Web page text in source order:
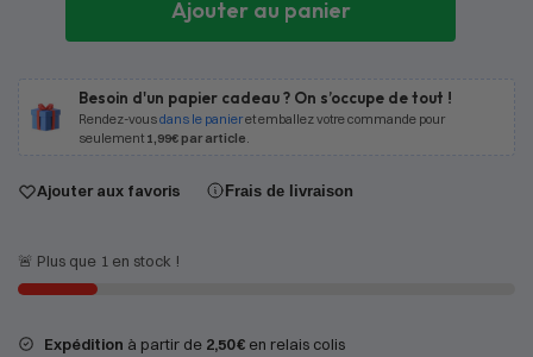
Ajouter au panier
Besoin d'un papier cadeau ? On s’occupe de tout !
Rendez-vousdans le panieret emballez votre commande pour
seulement 1,99€ par article.
Ajouter aux favoris Frais de livraison
🚨 Plus que 1 en stock !
Expédition à partir de 2,50 € en relais colis